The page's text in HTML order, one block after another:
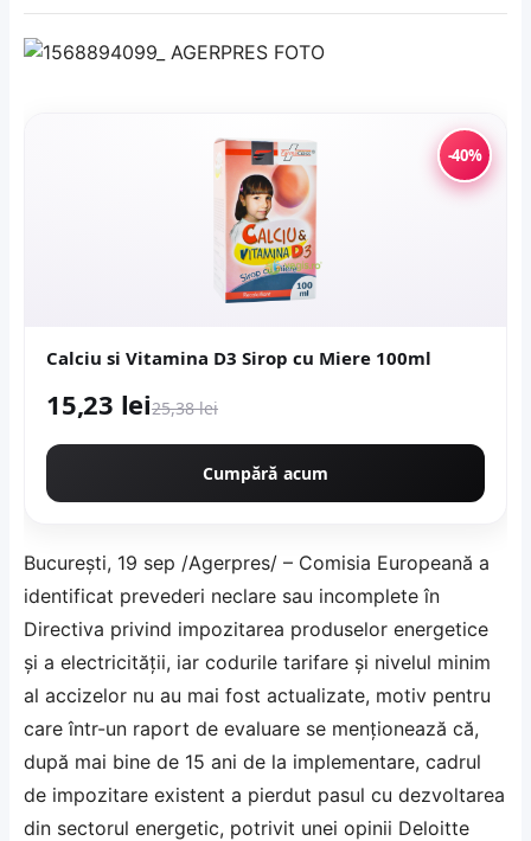
-40%
Calciu si Vitamina D3 Sirop cu Miere 100ml
15,23 lei25,38 lei
Cumpără acum
Bucureşti, 19 sep /Agerpres/ – Comisia Europeană a
identificat prevederi neclare sau incomplete în
Directiva privind impozitarea produselor energetice
şi a electricităţii, iar codurile tarifare şi nivelul minim
al accizelor nu au mai fost actualizate, motiv pentru
care într-un raport de evaluare se menţionează că,
după mai bine de 15 ani de la implementare, cadrul
de impozitare existent a pierdut pasul cu dezvoltarea
din sectorul energetic, potrivit unei opinii Deloitte